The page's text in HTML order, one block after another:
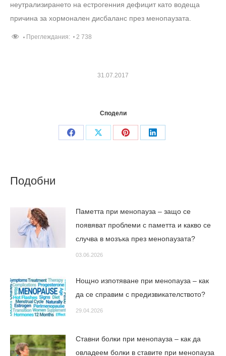
неутрализирането на естрогенния дефицит като водеща
причина за хормонален дисбаланс през менопаузата.
Преглеждания: 2 738
31.07.2017
Сподели
Share
Share
Share
Share
Подобни
Паметта при менопауза – защо се
появяват проблеми с паметта и какво се
случва в мозъка през менопаузата?
03.06.2026
Нощно изпотяване при менопауза – как
да се справим с предизвикателството?
29.04.2026
Ставни болки при менопауза – как да
овладеем болки в ставите при менопауза